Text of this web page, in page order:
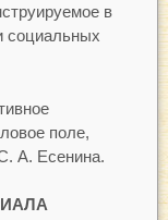
в
социальных
поле,
А. Есенина.